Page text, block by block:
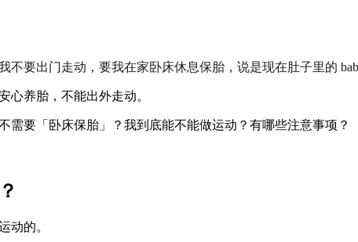
不要出门走动，要我在家卧床休息保胎，说是现在肚子里的
心养胎，不能出外走动。
需要「卧床保胎」？我到底能不能做运动？有哪些注意事项？
动的。